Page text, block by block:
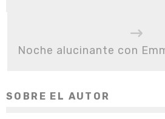
Noche alucinante con
SOBRE EL AUTOR